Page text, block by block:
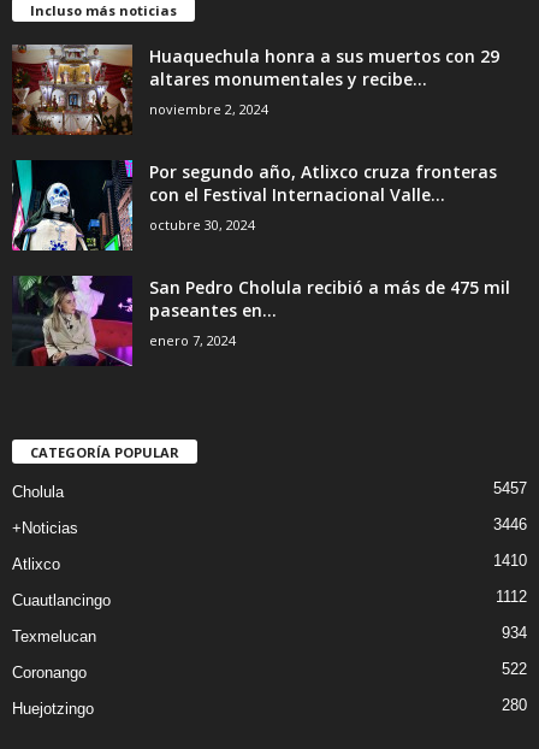
Incluso más noticias
Huaquechula honra a sus muertos con 29
altares monumentales y recibe...
noviembre 2, 2024
Por segundo año, Atlixco cruza fronteras
con el Festival Internacional Valle...
octubre 30, 2024
San Pedro Cholula recibió a más de 475 mil
paseantes en...
enero 7, 2024
CATEGORÍA POPULAR
Cholula 5457
+Noticias 3446
Atlixco 1410
Cuautlancingo 1112
Texmelucan 934
Coronango 522
Huejotzingo 280